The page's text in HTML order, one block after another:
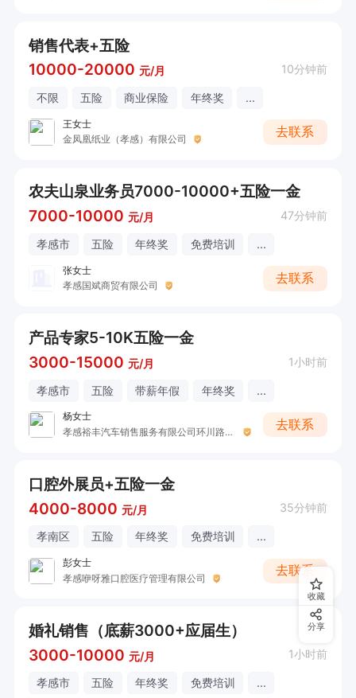
销售代表+五险
10000-20000 元/月 10分钟前
不限 五险 商业保险 年终奖 ...
王女士
金凤凰纸业（孝感）有限公司
去联系
农夫山泉业务员7000-10000+五险一金
7000-10000 元/月 47分钟前
孝感市 五险 年终奖 免费培训 ...
张女士
孝感国斌商贸有限公司
去联系
产品专家5-10K五险一金
3000-15000 元/月 1小时前
孝感市 五险 带薪年假 年终奖 ...
杨女士
孝感裕丰汽车销售服务有限公司环川路分公司
去联系
口腔外展员+五险一金
4000-8000 元/月 35分钟前
孝南区 五险 年终奖 免费培训 ...
彭女士
孝感咿呀雅口腔医疗管理有限公司
去联系
婚礼销售（底薪3000+应届生）
3000-10000 元/月 1小时前
孝感市 五险 年终奖 免费培训 ...
收藏
分享